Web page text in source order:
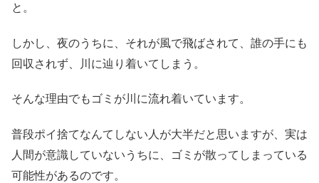
と。
しかし、夜のうちに、それが風で飛ばされて、誰の手にも
回収されず、川に辿り着いてしまう。
そんな理由でもゴミが川に流れ着いています。
普段ポイ捨てなんてしない人が大半だと思いますが、実は
人間が意識していないうちに、ゴミが散ってしまっている
可能性があるのです。